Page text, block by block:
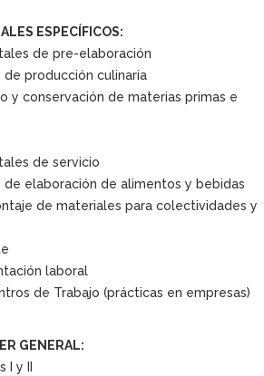
ESPECÍFICOS:
de pre-elaboración
de producción culinaria
y conservación de materias primas e
de servicio
de elaboración de alimentos y bebidas
de materiales para colectividades y
laboral
de Trabajo (prácticas en empresas)
GENERAL:
y II